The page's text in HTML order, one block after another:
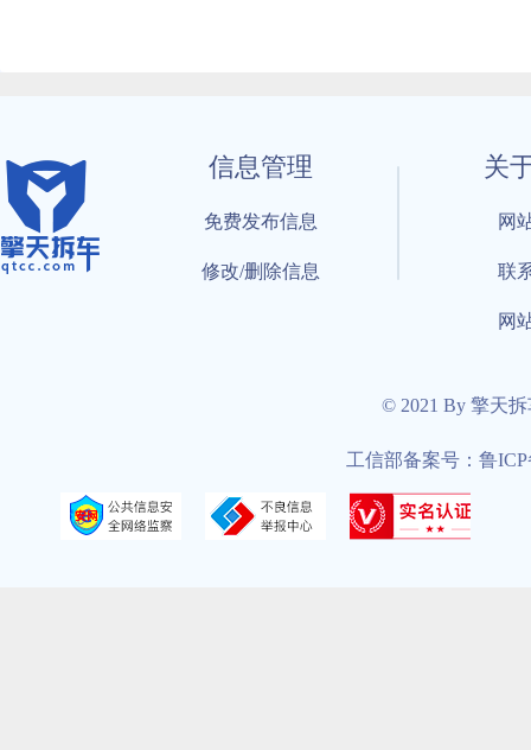
信息管理
免费发布信息
修改/删除信息
关
网
联
网
© 2021 By 擎天
工信部备案号：鲁